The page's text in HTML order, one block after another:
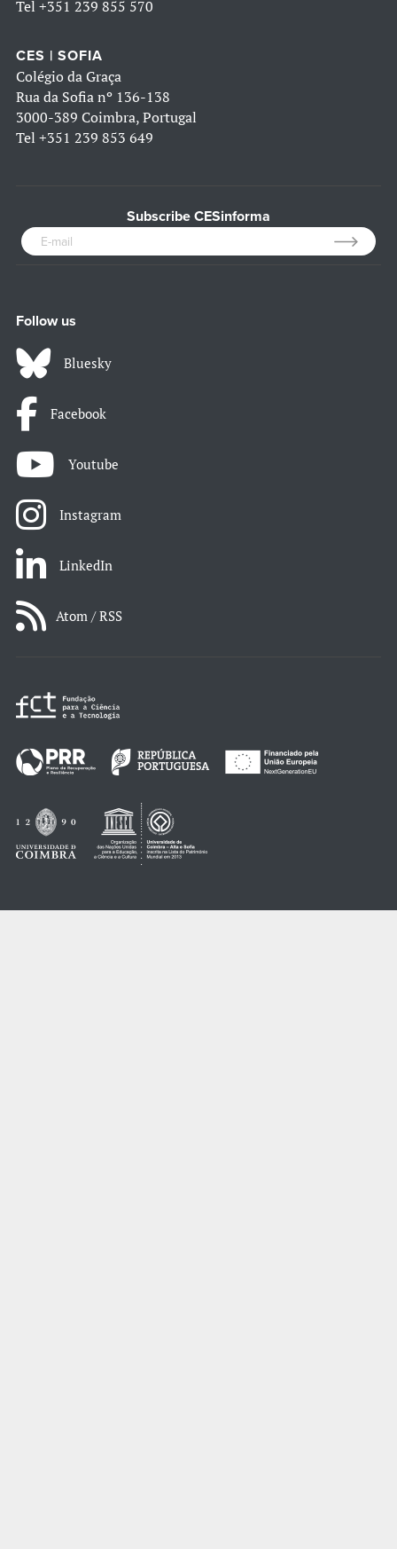
Tel +351 239 855 570
CES | SOFIA
Colégio da Graça
Rua da Sofia nº 136-138
3000-389 Coimbra, Portugal
Tel +351 239 853 649
Subscribe CESinforma
Follow us
Bluesky
Facebook
Youtube
Instagram
LinkedIn
Atom / RSS